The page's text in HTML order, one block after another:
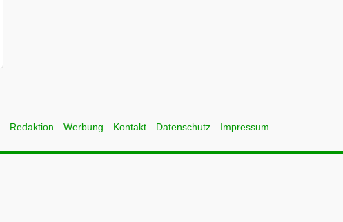
Redaktion Werbung Kontakt Datenschutz Impressum